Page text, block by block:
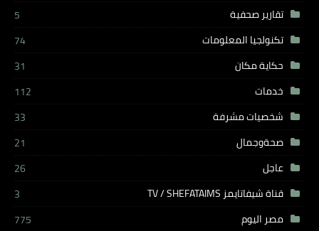
تقارير صحفية
5
تكنولجيا المعلومات
74
حكاية مكان
31
خدمات
112
شخصيات مشرفة
33
صحةوجمال
21
عاجل
26
قناة شيفاتايمز TV / SHEFATAIMS
3
مصر اليوم
775